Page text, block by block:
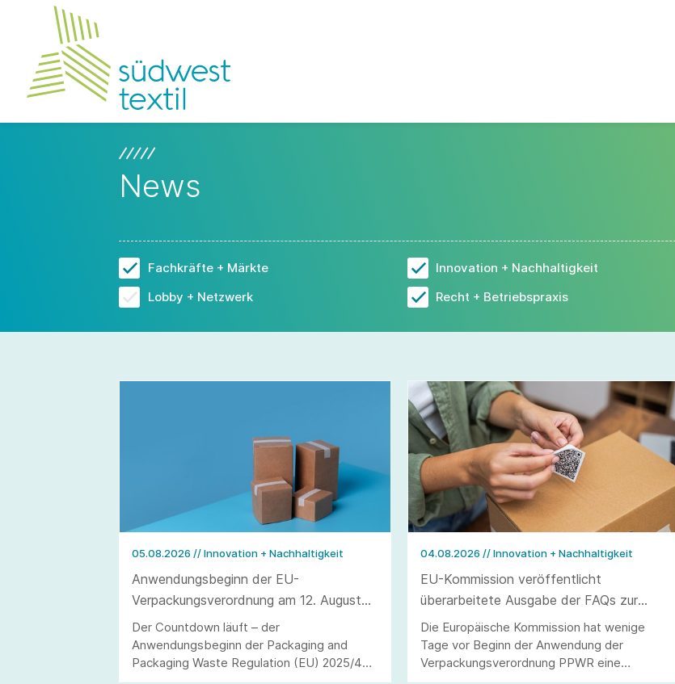
News
Fachkräfte + Märkte Innovation + Nachhaltigkeit
Lobby + Netzwerk
Recht + Betriebspraxis
05.08.2026 // Innovation + Nachhaltigkeit
Anwendungsbeginn der EU-
Verpackungsverordnung am 12. August
2026
Der Countdown läuft – der
Anwendungsbeginn der Packaging and
Packaging Waste Regulation (EU) 2025/40
(kurz: PPWR) steht in den Startlöchern.
04.08.2026 // Innovation + Nachhaltigkeit
EU-Kommission veröffentlicht
überarbeitete Ausgabe der FAQs zur
Verpackungsverordnung PPWR
Die Europäische Kommission hat wenige
Tage vor Beginn der Anwendung der
Verpackungsverordnung PPWR eine
überarbeitete Ausgabe ihrer FAQs